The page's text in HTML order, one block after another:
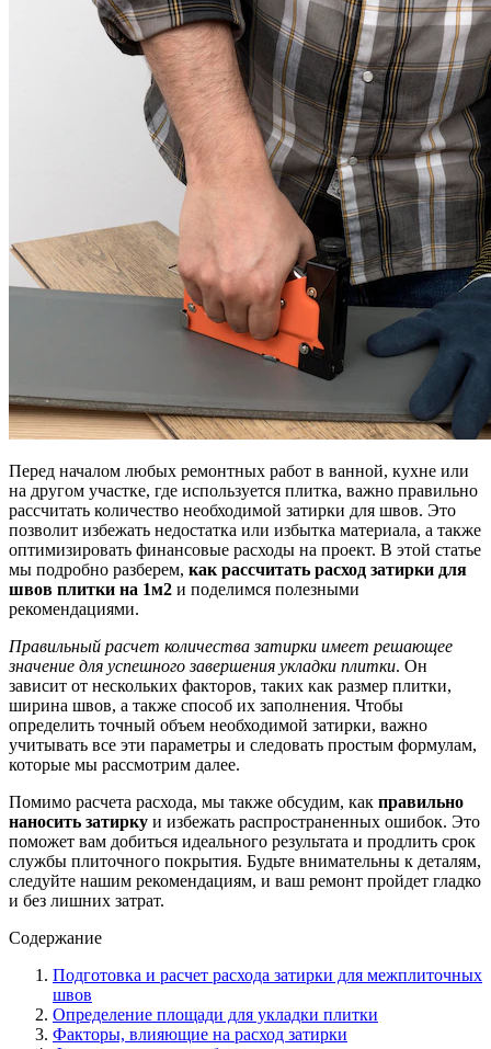
Перед началом любых ремонтных работ в ванной, кухне или
на другом участке, где используется плитка, важно правильно
рассчитать количество необходимой затирки для швов. Это
позволит избежать недостатка или избытка материала, а также
оптимизировать финансовые расходы на проект. В этой статье
мы подробно разберем, как рассчитать расход затирки для
швов плитки на 1м2 и поделимся полезными
рекомендациями.
Правильный расчет количества затирки имеет решающее
значение для успешного завершения укладки плитки. Он
зависит от нескольких факторов, таких как размер плитки,
ширина швов, а также способ их заполнения. Чтобы
определить точный объем необходимой затирки, важно
учитывать все эти параметры и следовать простым формулам,
которые мы рассмотрим далее.
Помимо расчета расхода, мы также обсудим, как правильно
наносить затирку и избежать распространенных ошибок. Это
поможет вам добиться идеального результата и продлить срок
службы плиточного покрытия. Будьте внимательны к деталям,
следуйте нашим рекомендациям, и ваш ремонт пройдет гладко
и без лишних затрат.
Содержание
Подготовка и расчет расхода затирки для межплиточных
швов
Определение площади для укладки плитки
Факторы, влияющие на расход затирки